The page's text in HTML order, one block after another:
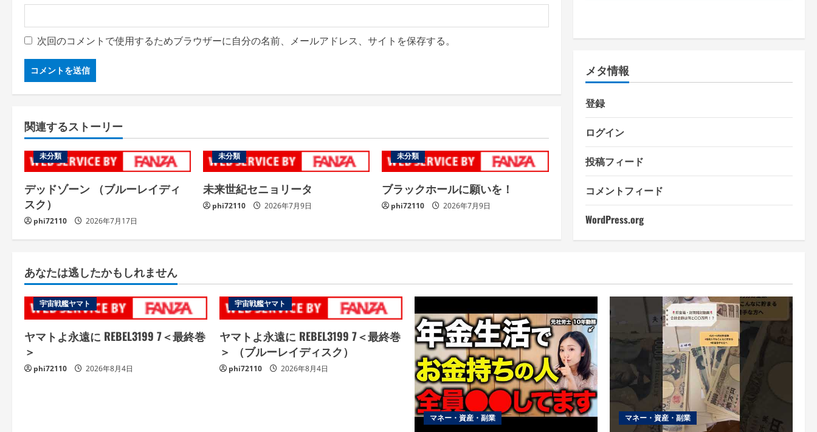
次回のコメントで使用するためブラウザーに自分の名前、メールアドレス、サイトを保存する。
関連するストーリー
未分類
デッドゾーン （ブルーレイディ
スク）
phi72110 2026年7月17日
未分類
未来世紀セニョリータ
phi72110 2026年7月9日
未分類
ブラックホールに願いを！
phi72110 2026年7月9日
メタ情報
登録
ログイン
投稿フィード
コメントフィード
WordPress.org
あなたは逃したかもしれません
宇宙戦艦ヤマト
ヤマトよ永遠に REBEL3199 7＜最終巻
＞
phi72110 2026年8月4日
宇宙戦艦ヤマト
ヤマトよ永遠に REBEL3199 7＜最終巻
＞ （ブルーレイディスク）
phi72110 2026年8月4日
マネー・資産・副業 マネー・資産・副業